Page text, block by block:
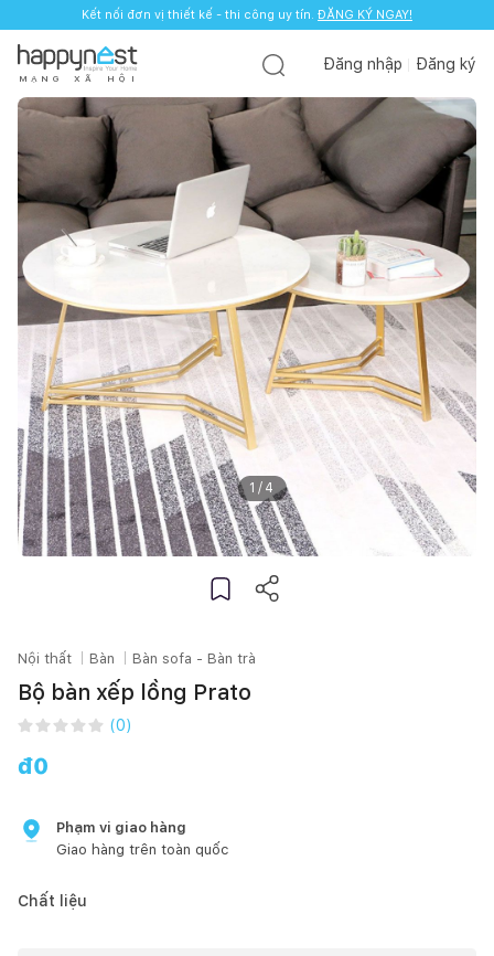
Kết nối đơn vị thiết kế - thi công uy tín. ĐĂNG KÝ NGAY!
M Ạ N G X Ã H Ộ I
Đăng nhập Đăng ký
1 / 4
Nội thất Bàn Bàn sofa - Bàn trà
Bộ bàn xếp lồng Prato
(0)
đ0
Phạm vi giao hàng
Giao hàng trên toàn quốc
Chất liệu